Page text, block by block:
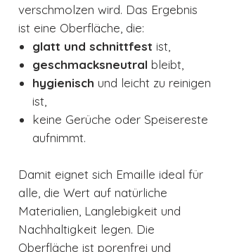
verschmolzen wird. Das Ergebnis
ist eine Oberfläche, die:
glatt und schnittfest ist,
geschmacksneutral bleibt,
hygienisch und leicht zu reinigen
ist,
keine Gerüche oder Speisereste
aufnimmt.
Damit eignet sich Emaille ideal für
alle, die Wert auf natürliche
Materialien, Langlebigkeit und
Nachhaltigkeit legen. Die
Oberfläche ist porenfrei und